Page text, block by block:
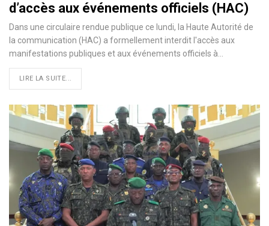
d’accès aux événements officiels (HAC)
Dans une circulaire rendue publique ce lundi, la Haute Autorité de
la communication (HAC) a formellement interdit l'accès aux
manifestations publiques et aux événements officiels à…
LIRE LA SUITE...